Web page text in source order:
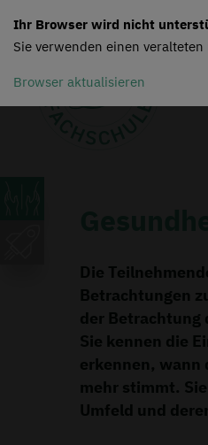
Die
Betrachtungen
der Betrachtung
Sie kennen die
erkennen, wann
mehr stimmt.
Umfeld und
Ihr Browser wird nicht
Sie verwenden einen
Browser aktualisieren